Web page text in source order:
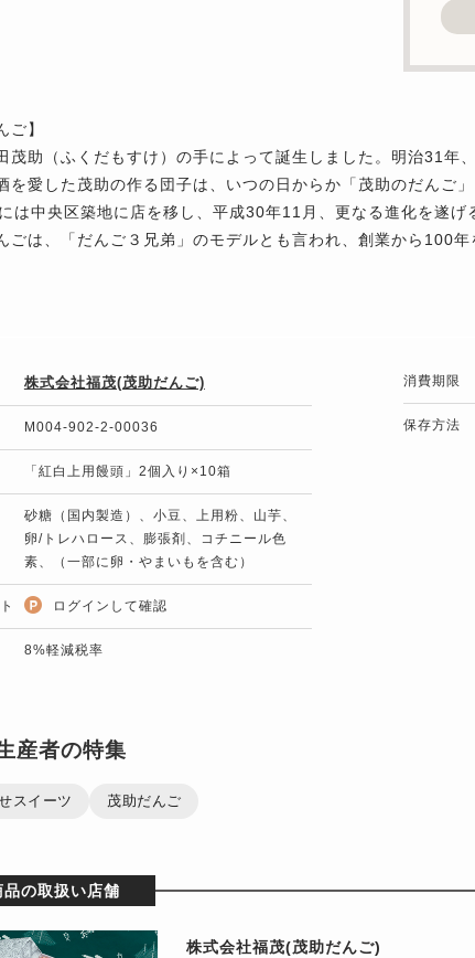
ご】
茂助（ふくだもすけ）の手によって誕生しました。明治31年
を愛した茂助の作る団子は、いつの日からか「茂助のだんご
は中央区築地に店を移し、平成30年11月、更なる進化を遂げ
ごは、「だんご３兄弟」のモデルとも言われ、創業から100
株式会社福茂(茂助だんご)
M004-902-2-00036
「紅白上用饅頭」2個入り×10箱
砂糖（国内製造）、小豆、上用粉、山芋、
卵/トレハロース、膨張剤、コチニール色
素、（一部に卵・やまいもを含む）
ログインして確認
8%軽減税率
消費期限
保存方法
産者の特集
スイーツ 茂助だんご
品の取扱い店舗
株式会社福茂(茂助だんご)